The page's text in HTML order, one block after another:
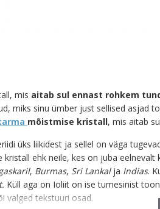
mis aitab sul ennast rohkem
miks sinu ümber just sellised asjad
mõistmise kristall, mis aitab
üks liikidest ja sellel on väga
kristall ehk neile, kes on juba
, Burmas, Sri Lankalja Indias.
Küll aga on Ioliit on ise tumesinist
valged tekstuuri osad.